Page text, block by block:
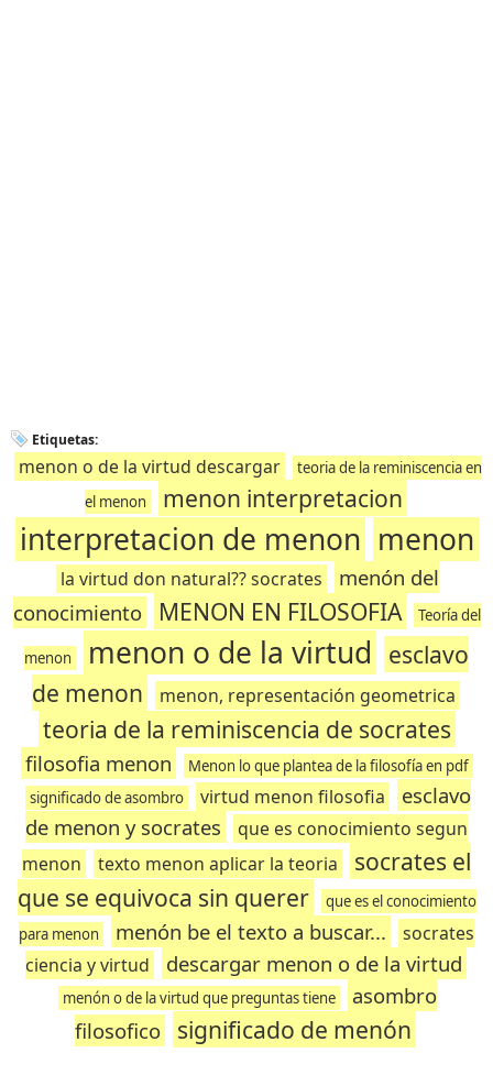
Etiquetas:
menon o de la virtud descargar
teoria de la reminiscencia en
el menon
menon interpretacion
interpretacion de menon menon
la virtud don natural?? socrates
menón del
conocimiento
MENON EN FILOSOFIA Teoría del
menon menon o de la virtud
esclavo
de menon
menon, representación geometrica
teoria de la reminiscencia de socrates
filosofia menon
Menon lo que plantea de la filosofía en pdf
significado de asombro
virtud menon filosofia
esclavo
de menon y socrates
que es conocimiento segun
menon
texto menon aplicar la teoria
socrates el
que se equivoca sin querer
que es el conocimiento
para menon
menón be el texto a buscar...
socrates
ciencia y virtud
descargar menon o de la virtud
menón o de la virtud que preguntas tiene
asombro
filosofico
significado de menón